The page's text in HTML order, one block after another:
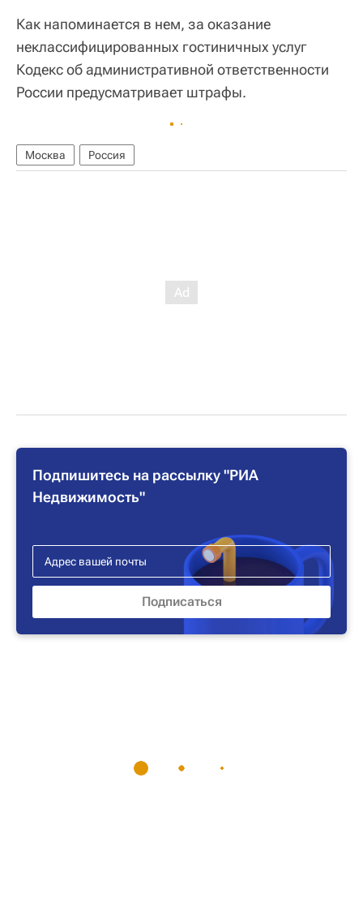
Как напоминается в нем, за оказание
неклассифицированных гостиничных услуг
Кодекс об административной ответственности
России предусматривает штрафы.
Москва Россия
Подпишитесь на рассылку "РИА
Недвижимость"